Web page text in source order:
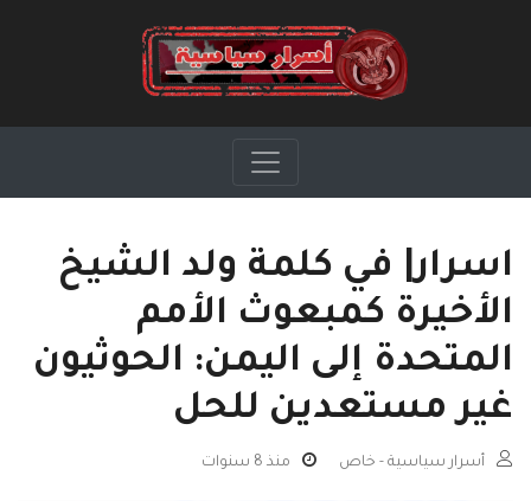
اسرار| في كلمة ولد الشيخ
الأخيرة كمبعوث الأمم
المتحدة إلى اليمن: الحوثيون
غير مستعدين للحل
أسرار سياسية - خاص منذ 8 سنوات